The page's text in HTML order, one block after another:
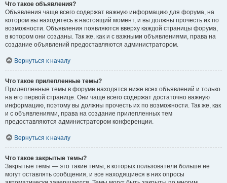
Что такое объявления?
Объявления чаще всего содержат важную информацию для форума, на
котором вы находитесь в настоящий момент, и вы должны прочесть их по
возможности. Объявления появляются вверху каждой страницы форума,
в котором они созданы. Так же, как и с важными объявлениями, права на
создание объявлений предоставляются администратором.
Вернуться к началу
Что такое прилепленные темы?
Прилепленные темы в форуме находятся ниже всех объявлений и только
на его первой странице. Они чаще всего содержат достаточно важную
информацию, поэтому вы должны прочесть их по возможности. Так же, как
и с объявлениями, права на создание прилепленных тем
предоставляются администратором конференции.
Вернуться к началу
Что такое закрытые темы?
Закрытые темы — это такие темы, в которых пользователи больше не
могут оставлять сообщения, и все находящиеся в них опросы